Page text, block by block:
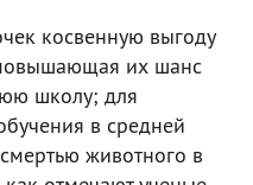
косвенную выгоду
их шанс
школу; для
в средней
животного в